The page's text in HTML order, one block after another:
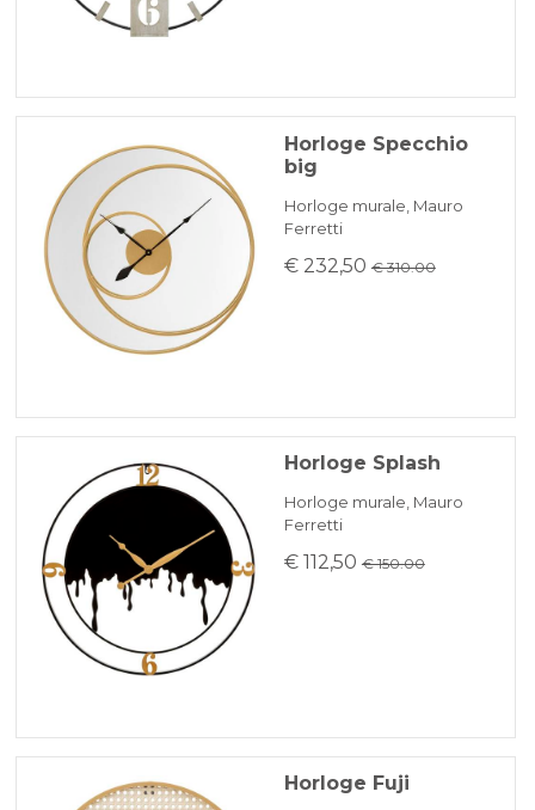
Horloge Specchio
big
Horloge murale, Mauro
Ferretti
€ 232,50 € 310.00
Horloge Splash
Horloge murale, Mauro
Ferretti
€ 112,50 € 150.00
Horloge Fuji